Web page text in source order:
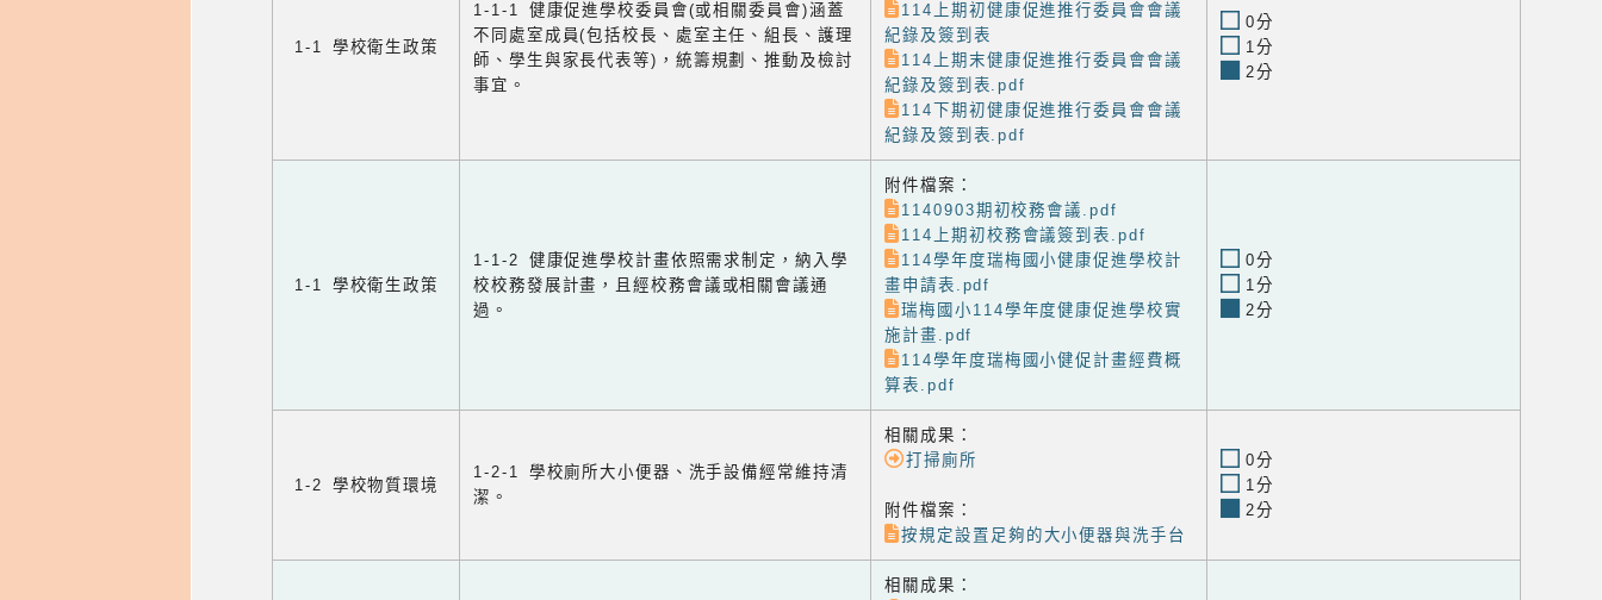
1-1 學校衛生政策
1-1-1 健康促進學校委員會(或相關委員會)涵蓋
不同處室成員(包括校長、處室主任、組長、護理
師、學生與家長代表等)，統籌規劃、推動及檢討
事宜。
114上期初健康促進推行委員會會議
紀錄及簽到表
114上期末健康促進推行委員會會議
紀錄及簽到表.pdf
114下期初健康促進推行委員會會議
紀錄及簽到表.pdf
0分
1分
2分
1-1 學校衛生政策
1-1-2 健康促進學校計畫依照需求制定，納入學
校校務發展計畫，且經校務會議或相關會議通
過。
附件檔案：
1140903期初校務會議.pdf
114上期初校務會議簽到表.pdf
114學年度瑞梅國小健康促進學校計
畫申請表.pdf
瑞梅國小114學年度健康促進學校實
施計畫.pdf
114學年度瑞梅國小健促計畫經費概
算表.pdf
0分
1分
2分
1-2 學校物質環境
1-2-1 學校廁所大小便器、洗手設備經常維持清
潔。
相關成果：
打掃廁所
附件檔案：
按規定設置足夠的大小便器與洗手台
0分
1分
2分
相關成果：